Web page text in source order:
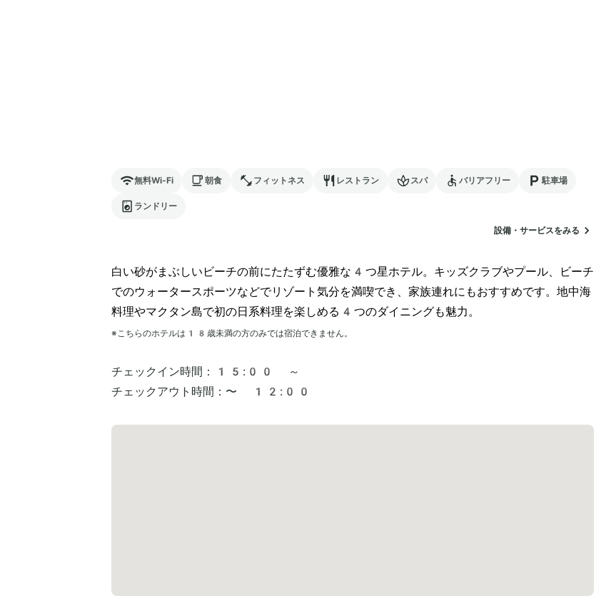
無料Wi-Fi 朝食 フィットネス レストラン スパ バリアフリー 駐車場
ランドリー
設備・サービスをみる
白い砂がまぶしいビーチの前にたたずむ優雅な4つ星ホテル。キッズクラブやプール、ビーチ
でのウォータースポーツなどでリゾート気分を満喫でき、家族連れにもおすすめです。地中海
料理やマクタン島で初の日系料理を楽しめる4つのダイニングも魅力。
※こちらのホテルは 18 歳未満の方のみでは宿泊できません。
チェックイン時間：
15:00 ～
チェックアウト時間： 〜 12:00